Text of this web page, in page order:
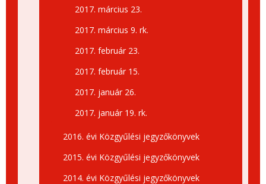
2017. március 23.
2017. március 9. rk.
2017. február 23.
2017. február 15.
2017. január 26.
2017. január 19. rk.
2016. évi Közgyűlési jegyzőkönyvek
2015. évi Közgyűlési jegyzőkönyvek
2014. évi Közgyűlési jegyzőkönyvek